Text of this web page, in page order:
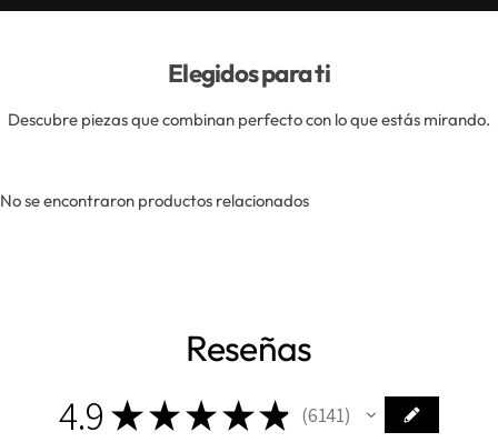
Elegidos para ti
Descubre piezas que combinan perfecto con lo que estás mirando.
No se encontraron productos relacionados
Reseñas
4.9 ★ ★ ★★★ 6141
6141